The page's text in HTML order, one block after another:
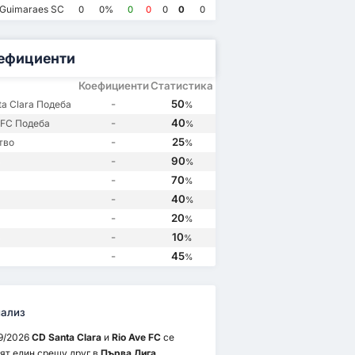
1
Rio Ave FC
SC 0 0% 0 0 0 0 0
КоефициентиСтатистика
Clara Подеба - 50%
Подеба - 40%
- 25%
- 90%
- 70%
- 40%
- 20%
- 10%
- 45%
2026 CD Santa Claraи Rio Ave FCсе